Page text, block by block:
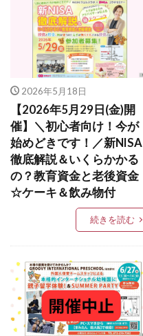
2026年5月18日
【2026年5月29日(金)開
催】＼初心者向け！今が
始めどきです！／新NISA
徹底解説＆いくらかかる
の？教育資金と老後資金
☆ケーキ＆飲み物付
続きを読む